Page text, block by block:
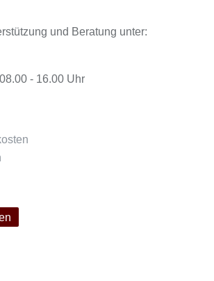
und Beratung unter:
- 16.00 Uhr